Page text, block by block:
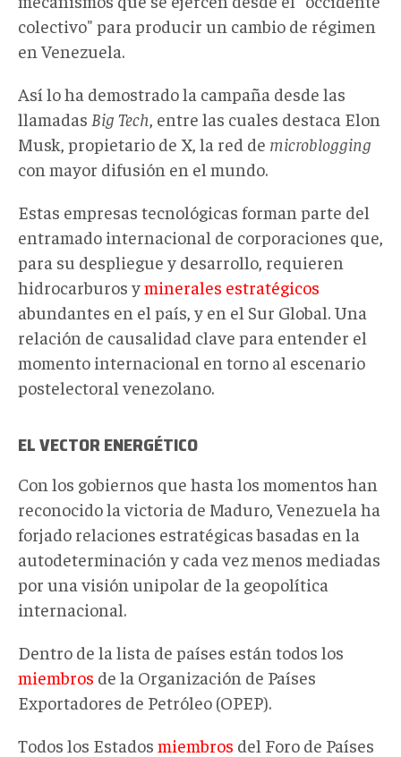
colectivo" para producir un cambio de régimen
en Venezuela.
Así lo ha demostrado la campaña desde las
llamadas Big Tech , entre las cuales destaca Elon
Musk, propietario de X, la red de microblogging
con mayor difusión en el mundo.
Estas empresas tecnológicas forman parte del
entramado internacional de corporaciones que,
para su despliegue y desarrollo, requieren
hidrocarburos yminerales estratégicos
abundantes en el país, y en el Sur Global. Una
relación de causalidad clave para entender el
momento internacional en torno al escenario
postelectoral venezolano.
EL VECTOR ENERGÉTICO
Con los gobiernos que hasta los momentos han
reconocido la victoria de Maduro, Venezuela ha
forjado relaciones estratégicas basadas en la
autodeterminación y cada vez menos mediadas
por una visión unipolar de la geopolítica
internacional.
Dentro de la lista de países están todos los
miembros de la Organización de Países
Exportadores de Petróleo (OPEP).
Todos los Estados miembros del Foro de Países